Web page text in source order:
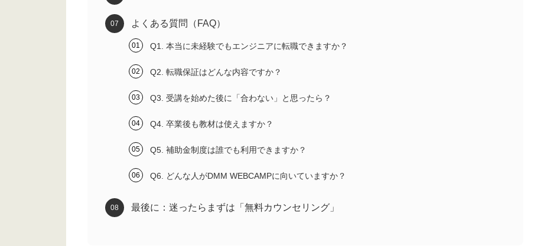
よくある質問（FAQ）
Q1. 本当に未経験でもエンジニアに転職できますか？
Q2. 転職保証はどんな内容ですか？
Q3. 受講を始めた後に「合わない」と思ったら？
Q4. 卒業後も教材は使えますか？
Q5. 補助金制度は誰でも利用できますか？
Q6. どんな人がDMM WEBCAMPに向いていますか？
最後に：迷ったらまずは「無料カウンセリング」